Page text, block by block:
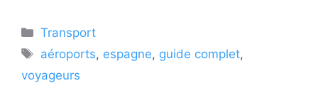
Catégories
Transport
Étiquettes
aéroports, espagne, guide complet,
voyageurs